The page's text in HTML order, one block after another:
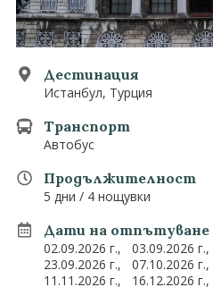
Екзотични
0882 907 335
Последвайте ни
Дестинация
Истанбул, Турция
Транспорт
Автобус
Продължителност
5 дни / 4 нощувки
Дати на отпътуване
02.09.2026 г., 03.09.2026 г.,
23.09.2026 г., 07.10.2026 г.,
11.11.2026 г., 16.12.2026 г.,